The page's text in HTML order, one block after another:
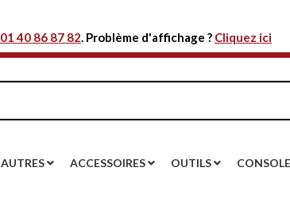
01 40 86 87 82. Problème d'affichage ? Cliquez ici
AUTRES ACCESSOIRES OUTILS CONSOLE